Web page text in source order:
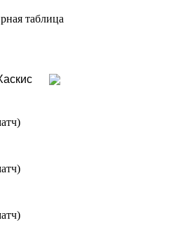
таблица